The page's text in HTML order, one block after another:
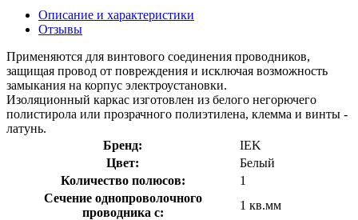
Описание и характеристики
Отзывы
Применяются для винтового соединения проводников,
защищая провод от повреждения и исключая возможность
замыкания на корпус электроустановки.
Изоляционный каркас изготовлен из белого негорючего
полистирола или прозрачного полиэтилена, клемма и винты -
латунь.
Бренд:
IEK
Цвет:
Белый
Количество полюсов:
1
Сечение однопроволочного
проводника с:
1 кв.мм